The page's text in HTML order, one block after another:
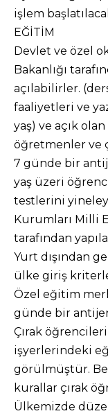
işlem
EĞİTİM
Devlet ve özel
Bakanlığı
açılabilirler.
faaliyetleri ve
yaş) ve açık
öğretmenler ve
7 günde bir
yaş üzeri
testlerini
Kurumları Milli
tarafından
Yurt dışından
ülke giriş
Özel eğitim
günde bir
Çırak
işyerlerindeki
görülmüştür.
kurallar çırak
Ülkemizde